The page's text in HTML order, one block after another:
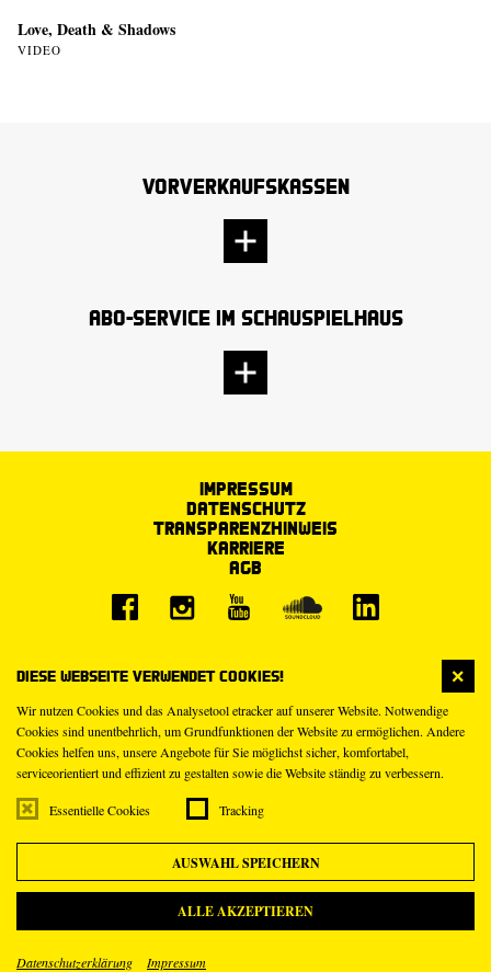
Diese Webseite verwendet Cookies!
Wir nutzen Cookies und das Analysetool etracker auf unserer Website. Notwendige
Cookies sind unentbehrlich, um Grundfunktionen der Website zu ermöglichen. Andere
Cookies helfen uns, unsere Angebote für Sie möglichst sicher, komfortabel,
serviceorientiert und effizient zu gestalten sowie die Website ständig zu verbessern.
Essentielle Cookies Tracking
AUSWAHL SPEICHERN
ALLE AKZEPTIEREN
Datenschutzerklärung Impressum
Love, Death & Shadows
VIDEO
Vorverkaufskassen
Abo-Service im Schauspielhaus
Impressum
Datenschutz
Transparenzhinweis
Karriere
AGB